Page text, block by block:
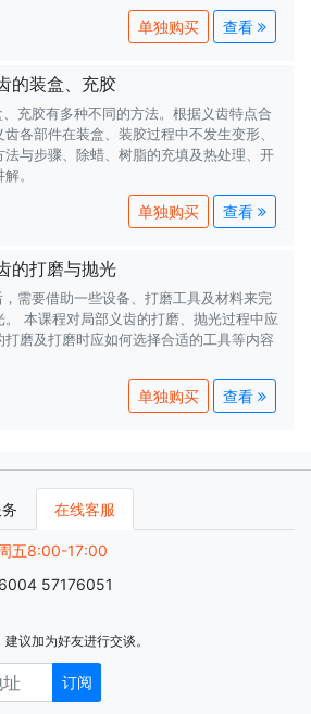
查看
的装盒、充胶
充胶有多种不同的方法。根据义齿特点合
各部件在装盒、装胶过程中不发生变形、
与步骤、除蜡、树脂的充填及热处理、开
。
查看
的打磨与抛光
需要借助一些设备、打磨工具及材料来完
本课程对局部义齿的打磨、抛光过程中应
磨及打磨时应如何选择合适的工具等内容
查看
在线客服
五8:00-17:00
57176051
议加为好友进行交谈。
订阅